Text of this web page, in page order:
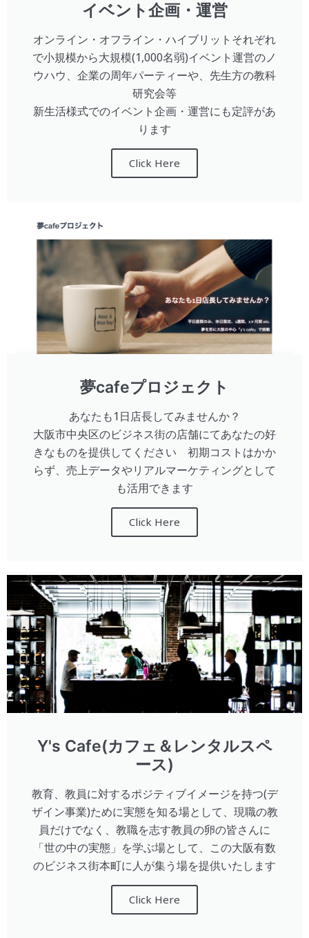
イベント企画・運営
オンライン・オフライン・ハイブリットそれぞれ
で小規模から大規模(1,000名弱)イベント運営のノ
ウハウ、企業の周年パーティーや、先生方の教科
研究会等
新生活様式でのイベント企画・運営にも定評があ
ります
Click Here
夢cafeプロジェクト
あなたも1日店長してみませんか？
大阪市中央区のビジネス街の店舗にてあなたの好
きなものを提供してください 初期コストはかか
らず、売上データやリアルマーケティングとして
も活用できます
Click Here
Y's Cafe(カフェ＆レンタルスペ
ース)
教育、教員に対するポジティブイメージを持つ(デ
ザイン事業)ために実態を知る場として、現職の教
員だけでなく、教職を志す教員の卵の皆さんに
「世の中の実態」を学ぶ場として、この大阪有数
のビジネス街本町に人が集う場を提供いたします
Click Here